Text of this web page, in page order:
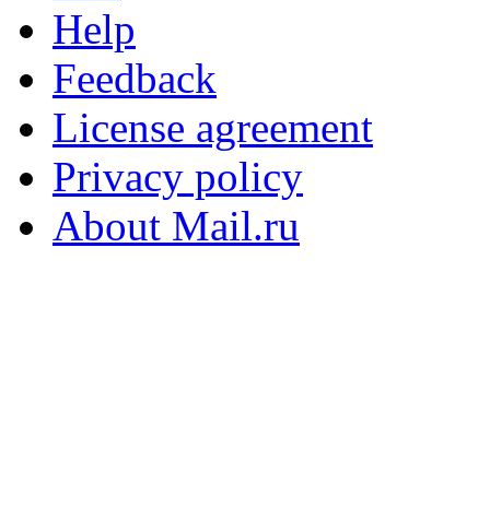
Help
Feedback
License agreement
Privacy policy
About Mail.ru